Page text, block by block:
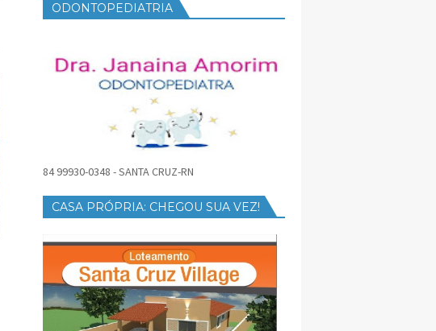
ODONTOPEDIATRIA
84 99930-0348 - SANTA CRUZ-RN
CASA PRÓPRIA: CHEGOU SUA VEZ!